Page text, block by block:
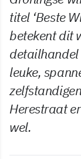
titel ‘Beste
betekent dit
leuke,
Herestraat
wel.